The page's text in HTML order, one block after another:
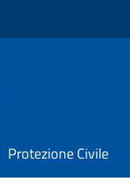
Protezione Civile